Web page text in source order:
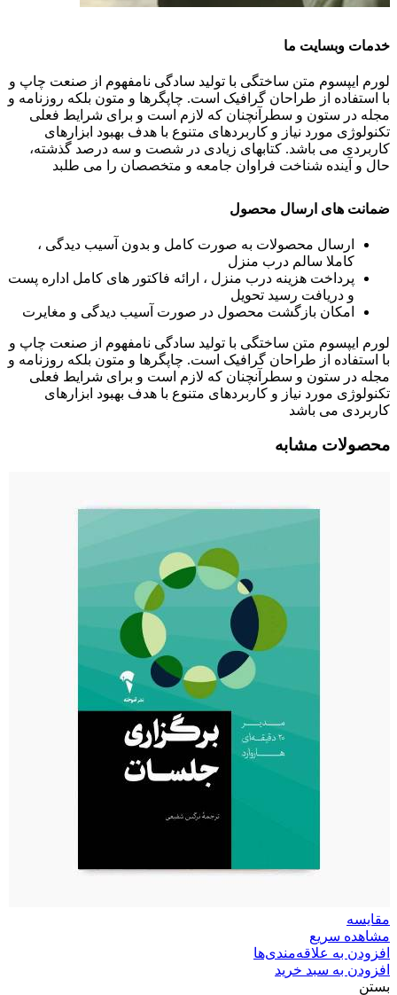
خدمات وبسایت ما
لورم ایپسوم متن ساختگی با تولید سادگی نامفهوم از صنعت چاپ و
با استفاده از طراحان گرافیک است. چاپگرها و متون بلکه روزنامه و
مجله در ستون و سطرآنچنان که لازم است و برای شرایط فعلی
تکنولوژی مورد نیاز و کاربردهای متنوع با هدف بهبود ابزارهای
کاربردی می باشد. کتابهای زیادی در شصت و سه درصد گذشته،
حال و آینده شناخت فراوان جامعه و متخصصان را می طلبد
ضمانت های ارسال محصول
ارسال محصولات به صورت کامل و بدون آسیب دیدگی ،
کاملا سالم درب منزل
پرداخت هزینه درب منزل ، ارائه فاکتور های کامل اداره پست
و دریافت رسید تحویل
امکان بازگشت محصول در صورت آسیب دیدگی و مغایرت
لورم ایپسوم متن ساختگی با تولید سادگی نامفهوم از صنعت چاپ و
با استفاده از طراحان گرافیک است. چاپگرها و متون بلکه روزنامه و
مجله در ستون و سطرآنچنان که لازم است و برای شرایط فعلی
تکنولوژی مورد نیاز و کاربردهای متنوع با هدف بهبود ابزارهای
کاربردی می باشد
محصولات مشابه
مقایسه
مشاهده سریع
افزودن به علاقه‌مندی‌ها
افزودن به سبد خرید
بستن